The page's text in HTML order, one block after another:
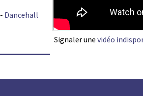
- Dancehall
Signaler une vidéo